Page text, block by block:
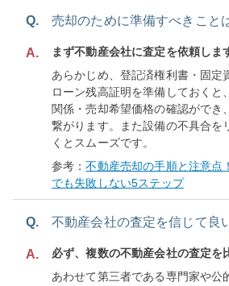
Q. 売却のために準備すべきこと
A.
まず不動産会社に査定を依頼しま
あらかじめ、登記済権利書・固定
ローン残高証明を準備しておくと
関係・売却希望価格の確認ができ
繋がります。また設備の不具合を
くとスムーズです。
参考：不動産売却の手順と注意点
でも失敗しない5ステップ
Q. 不動産会社の査定を信じて良
A.
必ず、複数の不動産会社の査定を
あわせて第三者である専門家や公